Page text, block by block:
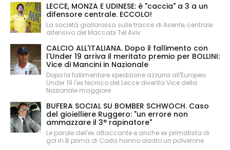
LECCE, MONZA E UDINESE: è "caccia" a 3 a un
difensore centrale. ECCOLO!
La società giallorossa sulle tracce di Asente, centrale
difensivo del Maccabi Tel Aviv
CALCIO ALL'ITALIANA. Dopo il fallimento con
l'Under 19 arriva il meritato premio per BOLLINI:
Vice di Mancini in Nazionale
Dopo la fallimentare spedizione azzurra all'Europeo
Under 19 l'ex tecnico del Lecce diventa Vice della
Nazionale maggiore
BUFERA SOCIAL SU BOMBER SCHWOCH. Caso
del gioielliere Ruggero: "un errore non
ammazzare il 3° rapinatore"
Le parole dell'ex attaccante e anche ex primatista di
gol in B prima di Coda hanno alzato un polverone